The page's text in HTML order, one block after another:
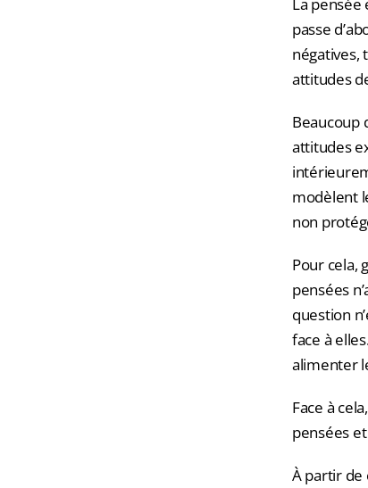
passe
négatives,
attitudes
Beaucoup
attitudes
modèlent
non
Pour cela,
pensées
question
face à
alimenter
Face à
pensées
À partir de